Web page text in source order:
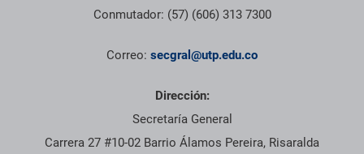
Conmutador: (57) (606) 313 7300
Correo: secgral@utp.edu.co
Dirección:
Secretaría General
Carrera 27 #10-02 Barrio Álamos Pereira, Risaralda